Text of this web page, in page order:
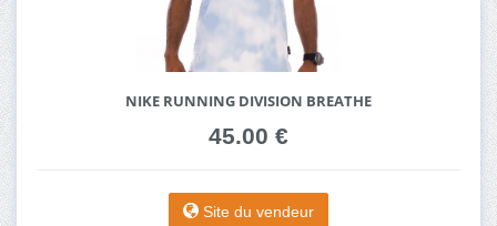
NIKE RUNNING DIVISION BREATHE
45.00 €
Site du vendeur